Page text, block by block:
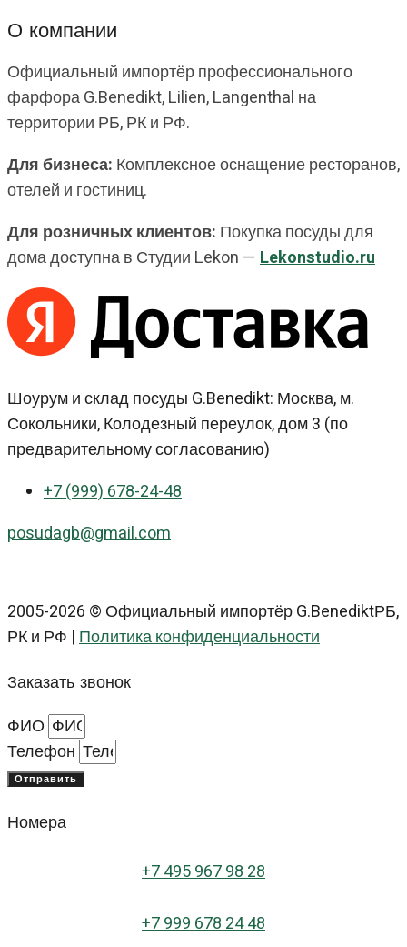
О компании
Официальный импортёр профессионального
фарфора G.Benedikt, Lilien, Langenthal на
территории РБ, РК и РФ.
Для бизнеса: Комплексное оснащение ресторанов,
отелей и гостиниц.
Для розничных клиентов: Покупка посуды для
дома доступна в Студии Lekon — Lekonstudio.ru
Шоурум и склад посуды G.Benedikt: Москва, м.
Сокольники, Колодезный переулок, дом 3 (по
предварительному согласованию)
+7 (999) 678-24-48
posudagb@gmail.com
2005-2026 © Официальный импортёр G.BenediktРБ,
РК и РФ |Политика конфиденциальности
Заказать звонок
ФИО
Телефон
Отправить
Номера
+7 495 967 98 28
+7 999 678 24 48